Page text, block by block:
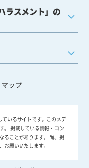
ラスメント」の
ップ
いるサイトです。このメデ
。 掲載している情報・コン
ることがあります。 尚、掲
お願いいたします。